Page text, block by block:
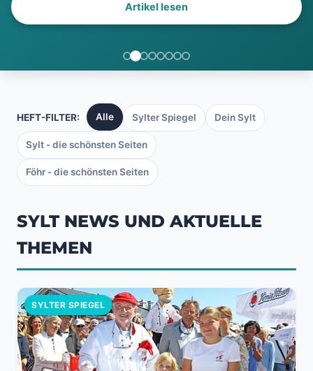
Artikel lesen
HEFT-FILTER: Alle Sylter Spiegel Dein Sylt
Sylt - die schönsten Seiten
Föhr - die schönsten Seiten
SYLT NEWS UND AKTUELLE
THEMEN
SYLTER SPIEGEL